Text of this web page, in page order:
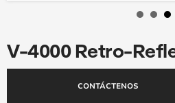
V-4000 Retro-
CONTÁCTENOS